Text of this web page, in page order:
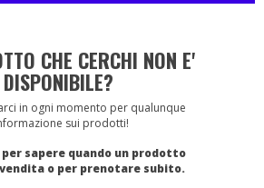
CHE CERCHI NON E'
DISPONIBILE?
in ogni momento per qualunque
sui prodotti!
sapere quando un prodotto
o per prenotare subito.